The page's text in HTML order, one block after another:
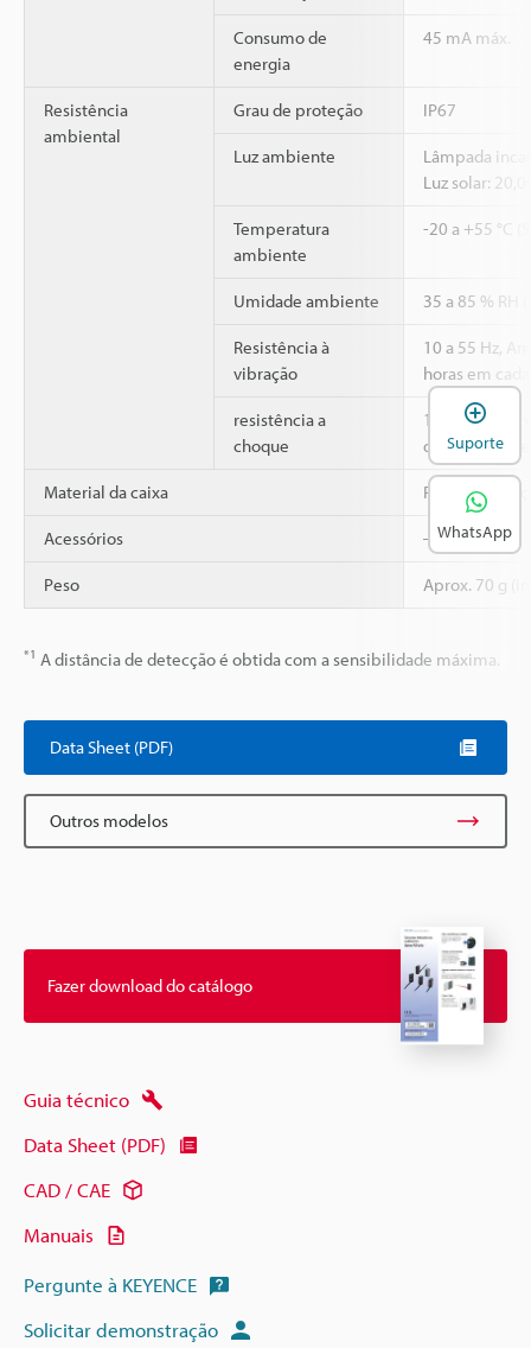
Consumo de
energia
45 mA máx.
Resistência
ambiental
Grau de proteção IP67
Luz ambiente
Lâmpada
Luz solar:
Temperatura
ambiente
-20 a +55 °C
Umidade ambiente 35 a 85 % RH
Resistência à
vibração
10 a 55 Hz,
horas em
resistência a
choque
1,000 m/s
direções X, Y
Material da caixa Plástico
Acessórios ―
Peso Aprox. 70 g
*1 A distância de detecção é obtida com a sensibilidade máxima.
Data Sheet (PDF)
Outros modelos
Fazer download do catálogo
Guia técnico
Data Sheet (PDF)
CAD / CAE
Manuais
Pergunte à KEYENCE
Solicitar demonstração
Suporte
WhatsApp